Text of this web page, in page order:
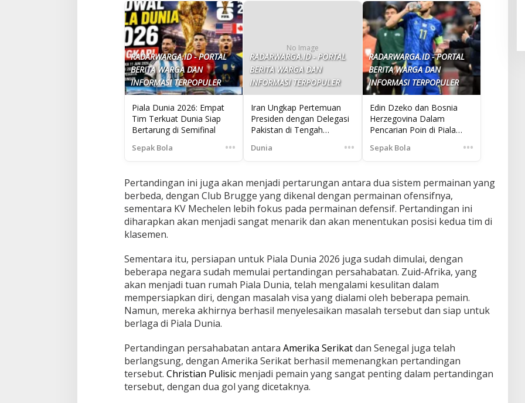
RADARWARGA.ID - PORTAL
BERITA WARGA DAN
INFORMASI TERPOPULER
Piala Dunia 2026: Empat
Tim Terkuat Dunia Siap
Bertarung di Semifinal
Sepak Bola •••
No Image
RADARWARGA.ID - PORTAL
BERITA WARGA DAN
INFORMASI TERPOPULER
Iran Ungkap Pertemuan
Presiden dengan Delegasi
Pakistan di Tengah
Dijadwalkan Pekan Depan
Dunia •••
RADARWARGA.ID - PORTAL
BERITA WARGA DAN
INFORMASI TERPOPULER
Edin Dzeko dan Bosnia
Herzegovina Dalam
Pencarian Poin di Piala
Sepak Bola •••
Pertandingan ini juga akan menjadi pertarungan antara dua sistem permainan yang
berbeda, dengan Club Brugge yang dikenal dengan permainan ofensifnya,
sementara KV Mechelen lebih fokus pada permainan defensif. Pertandingan ini
diharapkan akan menjadi sangat menarik dan akan menentukan posisi kedua tim di
klasemen.
Sementara itu, persiapan untuk Piala Dunia 2026 juga sudah dimulai, dengan
beberapa negara sudah memulai pertandingan persahabatan. Zuid-Afrika, yang
akan menjadi tuan rumah Piala Dunia, telah mengalami kesulitan dalam
mempersiapkan diri, dengan masalah visa yang dialami oleh beberapa pemain.
Namun, mereka akhirnya berhasil menyelesaikan masalah tersebut dan siap untuk
berlaga di Piala Dunia.
Pertandingan persahabatan antara Amerika Serikatdan Senegal juga telah
berlangsung, dengan Amerika Serikat berhasil memenangkan pertandingan
tersebut. Christian Pulisicmenjadi pemain yang sangat penting dalam pertandingan
tersebut, dengan dua gol yang dicetaknya.
dan Ancaman Politik